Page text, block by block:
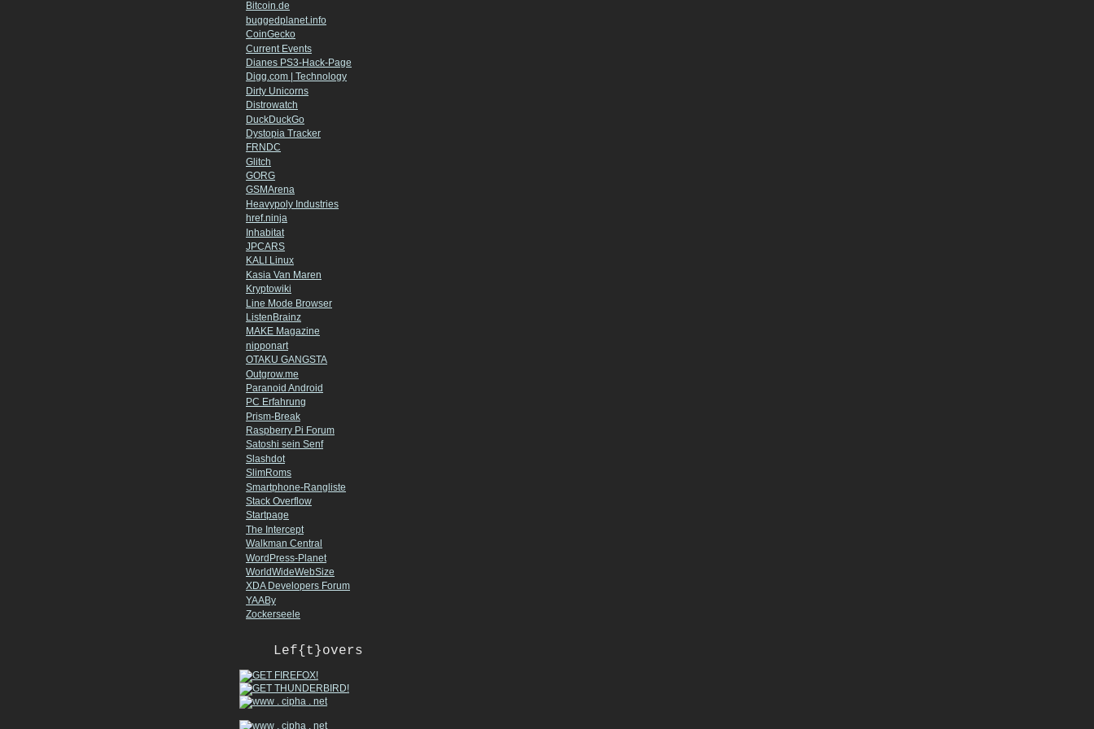
Bitcoin.de
buggedplanet.info
CoinGecko
Current Events
Dianes PS3-Hack-Page
Digg.com | Technology
Dirty Unicorns
Distrowatch
DuckDuckGo
Dystopia Tracker
FRNDC
Glitch
GORG
GSMArena
Heavypoly Industries
href.ninja
Inhabitat
JPCARS
KALI Linux
Kasia Van Maren
Kryptowiki
Line Mode Browser
ListenBrainz
MAKE Magazine
nipponart
OTAKU GANGSTA
Outgrow.me
Paranoid Android
PC Erfahrung
Prism-Break
Raspberry Pi Forum
Satoshi sein Senf
Slashdot
SlimRoms
Smartphone-Rangliste
Stack Overflow
Startpage
The Intercept
Walkman Central
WordPress-Planet
WorldWideWebSize
XDA Developers Forum
YAABy
Zockerseele
Lef{t}overs